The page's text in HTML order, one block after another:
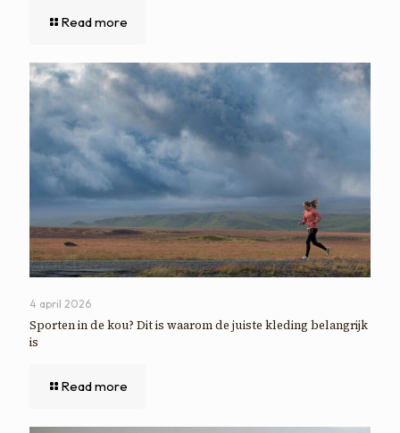
Read more
4 april 2026
Sporten in de kou? Dit is waarom de juiste kleding belangrijk
is
Read more